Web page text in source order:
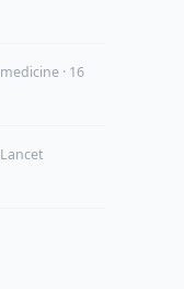
· 16
Lancet